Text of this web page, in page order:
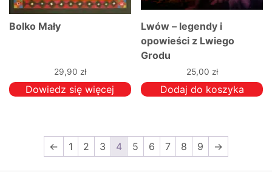
Bolko Mały
29,90 zł
Dowiedz się więcej
Lwów – legendy i
opowieści z Lwiego
Grodu
25,00 zł
Dodaj do koszyka
← 1 2 3 4 5 6 7 8 9 →